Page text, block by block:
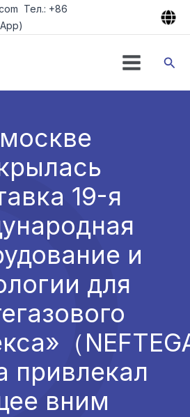
Тел.: +86
19-я
и
для
（
привлекал
вним